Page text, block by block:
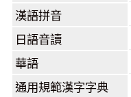
漢語拼音
日語音讀
華語
通用規範漢字字典